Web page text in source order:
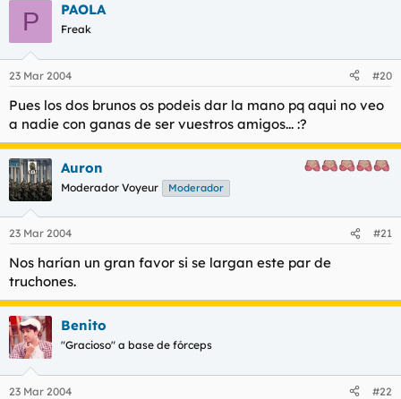
P PAOLA
Freak
23 Mar 2004 #20
Pues los dos brunos os podeis dar la mano pq aqui no veo
a nadie con ganas de ser vuestros amigos... :?
Auron
Moderador Voyeur Moderador
23 Mar 2004 #21
Nos harían un gran favor si se largan este par de
truchones.
Benito
"Gracioso" a base de fórceps
23 Mar 2004 #22